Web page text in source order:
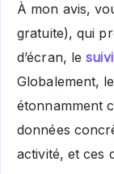
À mon avis,
gratuite), qui
d’écran, le
Globalement,
étonnamment
données
activité, et ces